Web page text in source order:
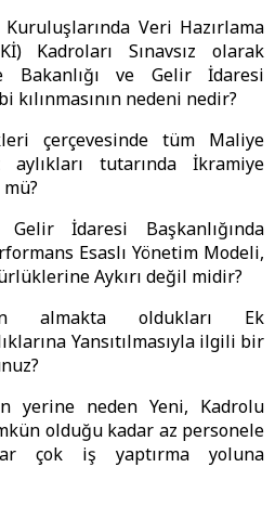
Veri Hazırlama
Kadroları Sınavsız olarak
Bakanlığı ve Gelir İdaresi
kılınmasının nedeni nedir?
çerçevesinde tüm Maliye
tutarında İkramiye
İdaresi Başkanlığında
Esaslı Yönetim Modeli,
Aykırı değil midir?
almakta oldukları Ek
Yansıtılmasıyla ilgili bir
yerine neden Yeni, Kadrolu
olduğu kadar az personele
çok iş yaptırma yoluna